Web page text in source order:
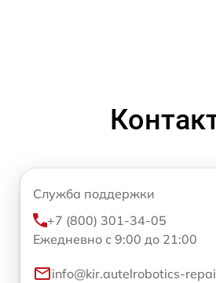
Служба поддержки
+7 (800) 301-34-05
Ежедневно с 9:00 до 21:00
info@kir.autelrobotics-